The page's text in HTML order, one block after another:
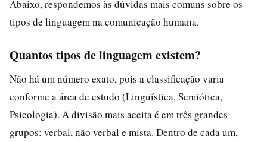
Abaixo, respondemos às dúvidas mais comuns sobre os
tipos de linguagem na comunicação humana.
Quantos tipos de linguagem existem?
Não há um número exato, pois a classificação varia
conforme a área de estudo (Linguística, Semiótica,
Psicologia). A divisão mais aceita é em três grandes
grupos: verbal, não verbal e mista. Dentro de cada um,